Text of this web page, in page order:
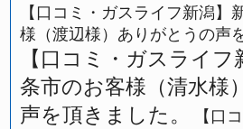
【口コミ・ガスライフ新潟】
様（渡辺様）ありがとうの声
【口コミ・ガスライフ
条市のお客様（清水様
声を頂きました。
【口